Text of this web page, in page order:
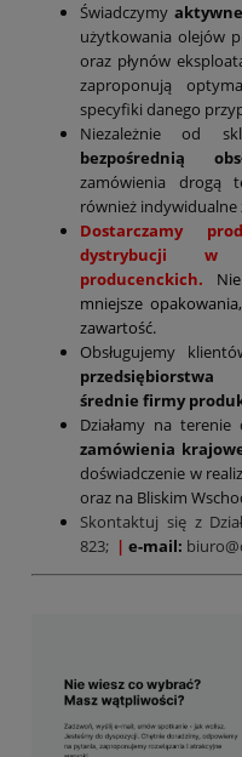
Świadczymy
użytkowania olejów
oraz płynów
zaproponują
specyfiki danego
Niezależnie od
bezpośrednią
zamówienia drogą
również
Dostarczamy
dystrybucji w
producenckich.
mniejsze
zawartość.
Obsługujemy
średnie firmy
Działamy na terenie
zamówienia
doświadczenie w
oraz na Bliskim
Skontaktuj się z
823; | e-mail: